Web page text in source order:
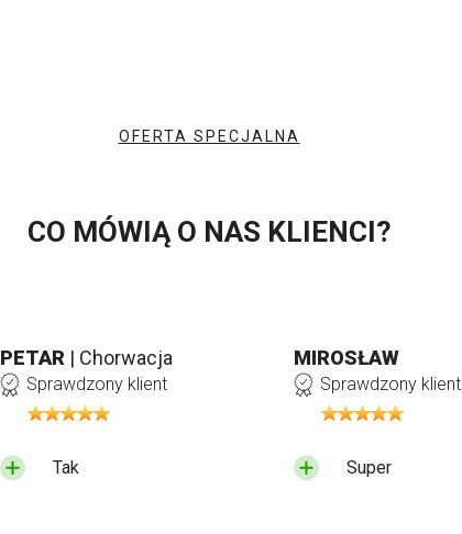
OFERTA SPECJALNA
CO MÓWIĄ O NAS KLIENCI?
PETAR | Chorwacja
Sprawdzony klient
Tak
MIROSŁAW
Sprawdzony klient
Super